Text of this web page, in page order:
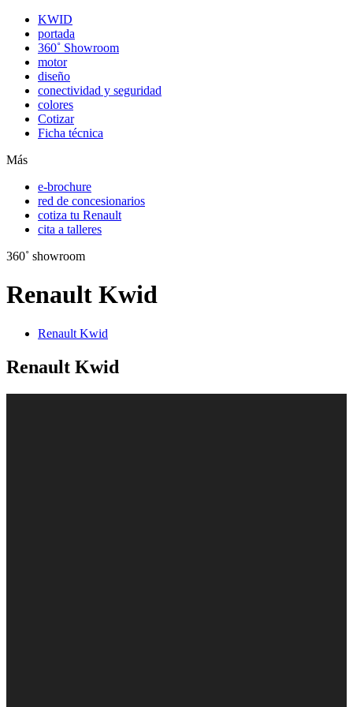
KWID
portada
360˚ Showroom
motor
diseño
conectividad y seguridad
colores
Cotizar
Ficha técnica
Más
e-brochure
red de concesionarios
cotiza tu Renault
cita a talleres
360˚ showroom
Renault Kwid
Renault Kwid
Renault Kwid